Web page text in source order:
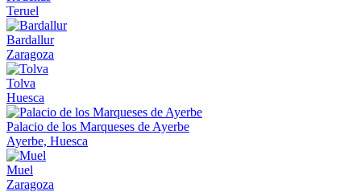
Teruel
Bardallur
Zaragoza
Tolva
Huesca
Palacio de los Marqueses de Ayerbe
Ayerbe, Huesca
Muel
Zaragoza